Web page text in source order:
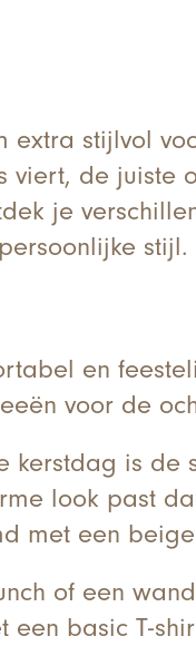
extra stijlvol
viert, de
je
stijl.
en
voor de
kerstdag is
look past
met een
of een
basic T-